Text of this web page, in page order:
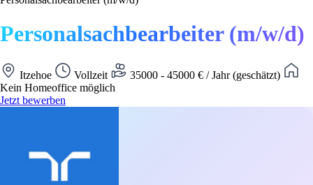
Personalsachbearbeiter (m/w/d)
Itzehoe Vollzeit
35000 - 45000 € / Jahr (geschätzt)
Kein Homeoffice möglich
Jetzt bewerben